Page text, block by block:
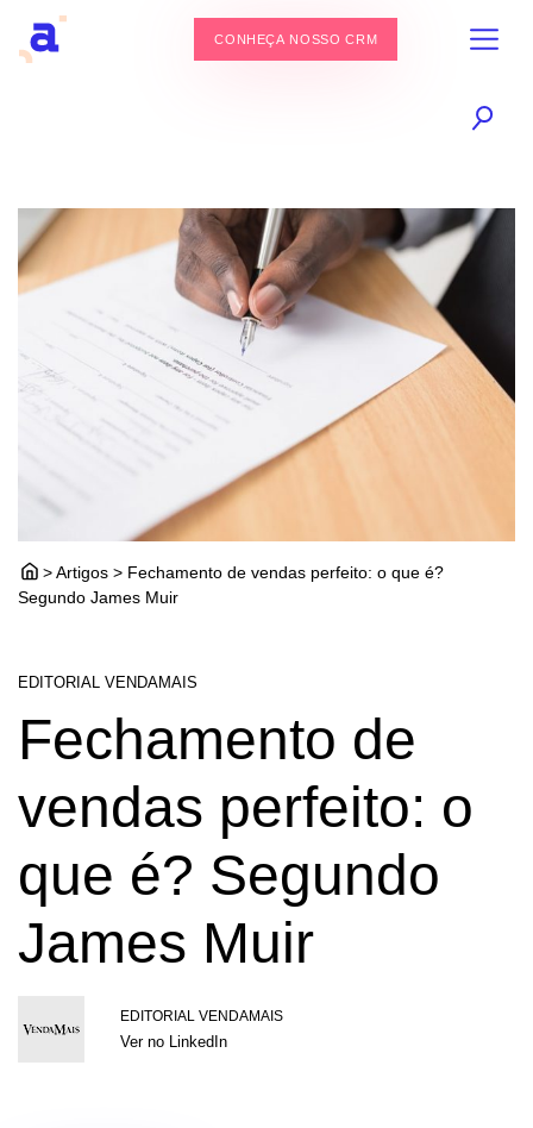
CONHEÇA NOSSO CRM
> Artigos > Fechamento de vendas perfeito: o que é?
Segundo James Muir
EDITORIAL VENDAMAIS
Fechamento de
vendas perfeito: o
que é? Segundo
James Muir
EDITORIAL VENDAMAIS
Ver no LinkedIn